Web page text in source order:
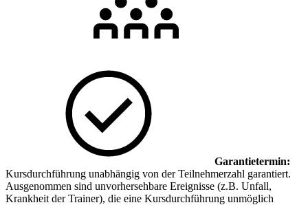
Garantietermin:
Kursdurchführung unabhängig von der Teilnehmerzahl garantiert.
Ausgenommen sind unvorhersehbare Ereignisse (z.B. Unfall,
Krankheit der Trainer), die eine Kursdurchführung unmöglich